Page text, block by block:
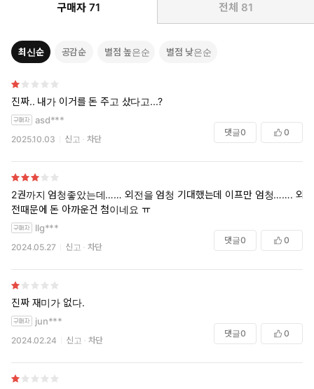
구매자 71 전체 81
최신순 공감순 별점 높은순 별점 낮은순
진짜.. 내가 이거를 돈 주고 샀다고...?
asd***
2025.10.03 신고 차단
댓글0 0
2권까지 엄청좋았는데…… 외전을 엄청 기대했는데 이프만 엄청……. 외
전때문에 돈 아까운건 첨이네요 ㅠ
llg***
2024.05.27 신고 차단
댓글0 0
진짜 재미가 없다.
jun***
2024.02.24 신고 차단
댓글0 0